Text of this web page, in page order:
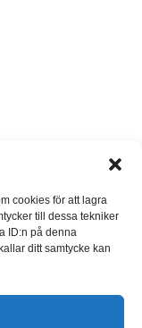
cookies för att lagra
till dessa tekniker
ID:n på denna
ditt samtycke kan
29 02